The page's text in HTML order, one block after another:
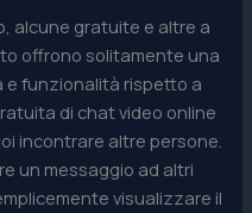
alcune gratuite e altre a
offrono solitamente una
e funzionalità rispetto a
di chat video online
incontrare altre persone.
un messaggio ad altri
visualizzare il